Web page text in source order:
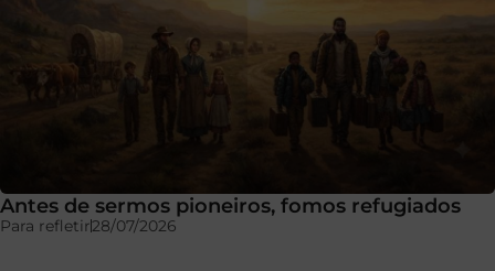
Antes de sermos pioneiros, fomos refugiados
Para refletir28/07/2026